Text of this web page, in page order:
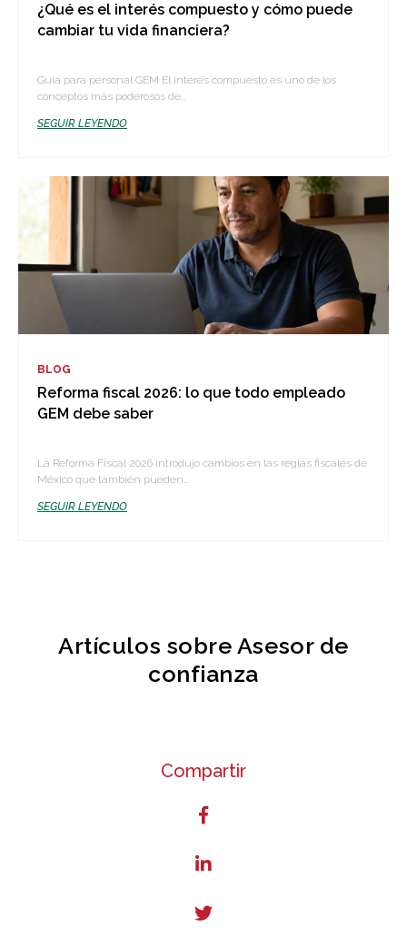
¿Qué es el interés compuesto y cómo puede
cambiar tu vida financiera?
Guía para personal GEM El interés compuesto es uno de los
conceptos más poderosos de...
SEGUIR LEYENDO
BLOG
Reforma fiscal 2026: lo que todo empleado
GEM debe saber
La Reforma Fiscal 2026 introdujo cambios en las reglas fiscales de
México que también pueden...
SEGUIR LEYENDO
Artículos sobre Asesor de
confianza
Compartir